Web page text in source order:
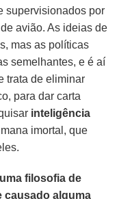
supervisionados por
avião. As ideias de
mas as políticas
semelhantes, e é aí
trata de eliminar
para dar carta
inteligência
imortal, que
filosofia de
causado alguma